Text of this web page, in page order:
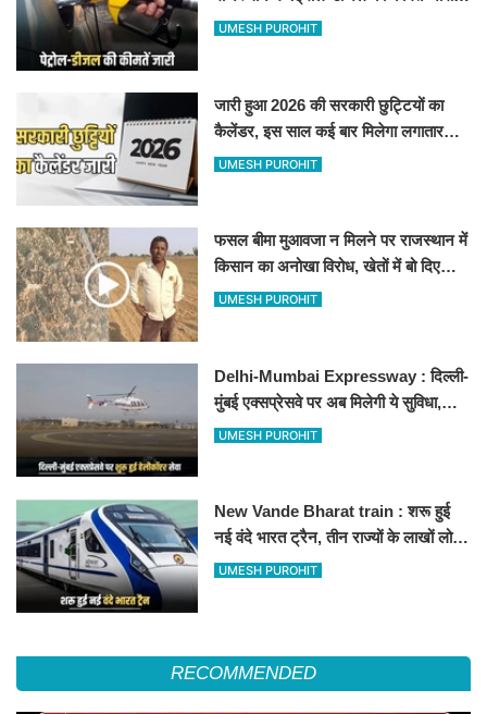
जानिए बीकानेर समेत पुरे प्रदेश में नए रेट
UMESH PUROHIT
जारी हुआ 2026 की सरकारी छुट्टियों का
कैलेंडर, इस साल कई बार मिलेगा लगातार
अवकाश, देखें
UMESH PUROHIT
फसल बीमा मुआवजा न मिलने पर राजस्थान में
किसान का अनोखा विरोध, खेतों में बो दिए
500-500 रुपए के नोट, वीडियो वायरल
UMESH PUROHIT
Delhi-Mumbai Expressway : दिल्ली-
मुंबई एक्सप्रेसवे पर अब मिलेगी ये सुविधा,
हेलीकॉप्टर सर्विस से तुरंत घायल पहुंचेगा
UMESH PUROHIT
New Vande Bharat train : शरू हुई
नई वंदे भारत ट्रैन, तीन राज्यों के लाखों लोगों
का सफर होगा आसान, देखें पूरा रूटमैप
UMESH PUROHIT
RECOMMENDED